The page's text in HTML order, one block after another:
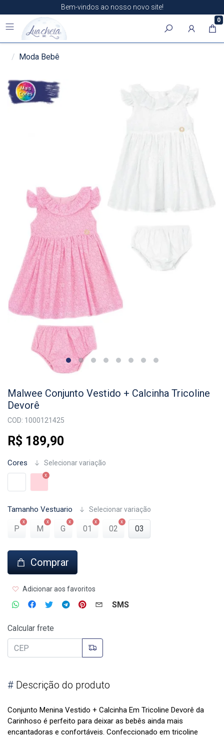
Bem-vindos ao nosso novo site!
0
Moda Bebê
Malwee Conjunto Vestido + Calcinha Tricoline
Devorê
COD: 1000121425
R$ 189,90
Cores Selecionar variação
Tamanho Vestuario Selecionar variação
P M G 01 02 03
Comprar
Adicionar aos favoritos
SMS
Calcular frete
# Descrição do produto
Conjunto Menina Vestido + Calcinha Em Tricoline Devorê da
Carinhoso é perfeito para deixar as bebês ainda mais
encantadoras e confortáveis. Confeccionado em tricoline